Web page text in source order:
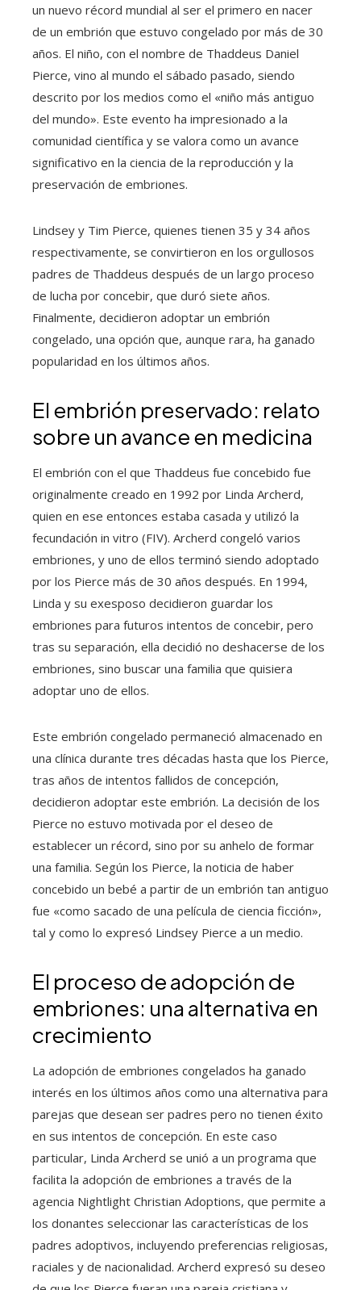
un nuevo récord mundial al ser el primero en nacer
de un embrión que estuvo congelado por más de 30
años. El niño, con el nombre de Thaddeus Daniel
Pierce, vino al mundo el sábado pasado, siendo
descrito por los medios como el «niño más antiguo
del mundo». Este evento ha impresionado a la
comunidad científica y se valora como un avance
significativo en la ciencia de la reproducción y la
preservación de embriones.
Lindsey y Tim Pierce, quienes tienen 35 y 34 años
respectivamente, se convirtieron en los orgullosos
padres de Thaddeus después de un largo proceso
de lucha por concebir, que duró siete años.
Finalmente, decidieron adoptar un embrión
congelado, una opción que, aunque rara, ha ganado
popularidad en los últimos años.
El embrión preservado: relato
sobre un avance en medicina
El embrión con el que Thaddeus fue concebido fue
originalmente creado en 1992 por Linda Archerd,
quien en ese entonces estaba casada y utilizó la
fecundación in vitro (FIV). Archerd congeló varios
embriones, y uno de ellos terminó siendo adoptado
por los Pierce más de 30 años después. En 1994,
Linda y su exesposo decidieron guardar los
embriones para futuros intentos de concebir, pero
tras su separación, ella decidió no deshacerse de los
embriones, sino buscar una familia que quisiera
adoptar uno de ellos.
Este embrión congelado permaneció almacenado en
una clínica durante tres décadas hasta que los Pierce,
tras años de intentos fallidos de concepción,
decidieron adoptar este embrión. La decisión de los
Pierce no estuvo motivada por el deseo de
establecer un récord, sino por su anhelo de formar
una familia. Según los Pierce, la noticia de haber
concebido un bebé a partir de un embrión tan antiguo
fue «como sacado de una película de ciencia ficción»,
tal y como lo expresó Lindsey Pierce a un medio.
El proceso de adopción de
embriones: una alternativa en
crecimiento
La adopción de embriones congelados ha ganado
interés en los últimos años como una alternativa para
parejas que desean ser padres pero no tienen éxito
en sus intentos de concepción. En este caso
particular, Linda Archerd se unió a un programa que
facilita la adopción de embriones a través de la
agencia Nightlight Christian Adoptions, que permite a
los donantes seleccionar las características de los
padres adoptivos, incluyendo preferencias religiosas,
raciales y de nacionalidad. Archerd expresó su deseo